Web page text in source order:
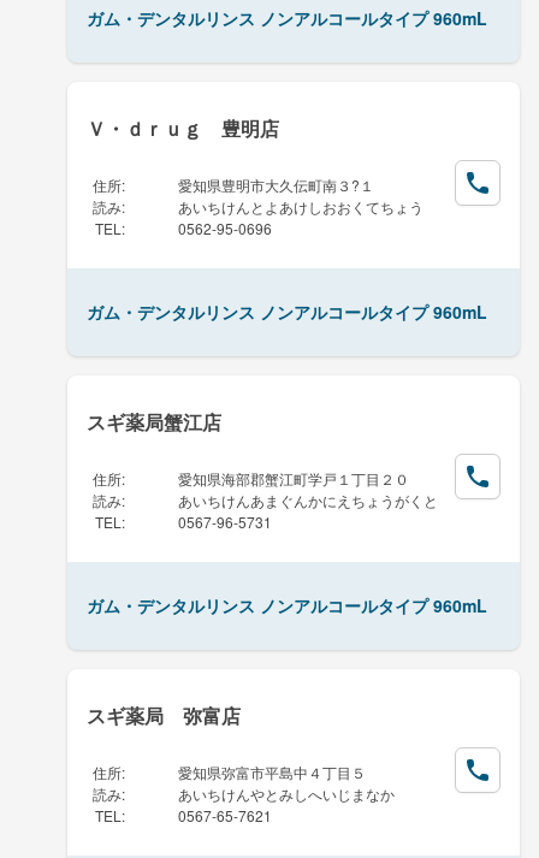
ガム・デンタルリンス ノンアルコールタイプ 960mL
Ｖ・ｄｒｕｇ 豊明店
住所:
愛知県豊明市大久伝町南３?１
読み:
あいちけんとよあけしおおくてちょう
TEL : 0562-95-0696
ガム・デンタルリンス ノンアルコールタイプ 960mL
スギ薬局蟹江店
住所:
愛知県海部郡蟹江町学戸１丁目２０
読み:
あいちけんあまぐんかにえちょうがくと
TEL : 0567-96-5731
ガム・デンタルリンス ノンアルコールタイプ 960mL
スギ薬局 弥富店
住所:
愛知県弥富市平島中４丁目５
読み:
あいちけんやとみしへいじまなか
TEL : 0567-65-7621